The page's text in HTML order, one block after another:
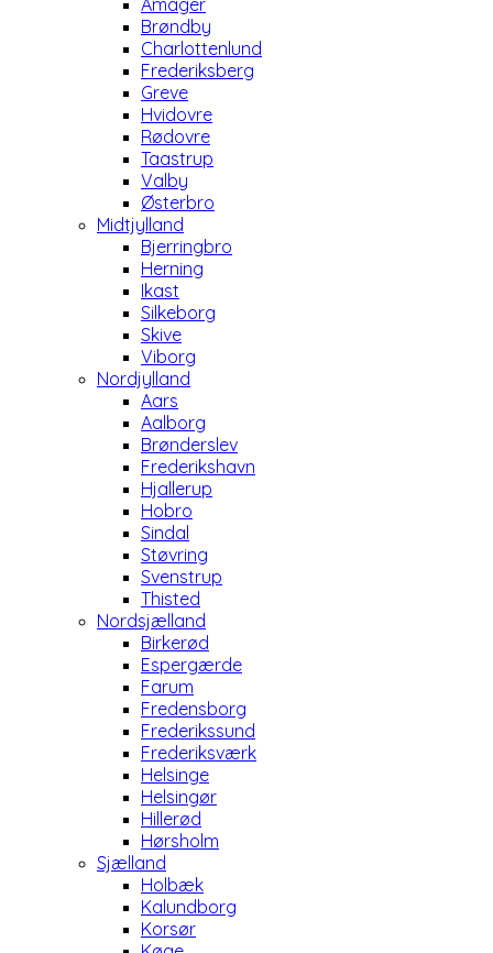
Amager
Brøndby
Charlottenlund
Frederiksberg
Greve
Hvidovre
Rødovre
Taastrup
Valby
Østerbro
Midtjylland
Bjerringbro
Herning
Ikast
Silkeborg
Skive
Viborg
Nordjylland
Aars
Aalborg
Brønderslev
Frederikshavn
Hjallerup
Hobro
Sindal
Støvring
Svenstrup
Thisted
Nordsjælland
Birkerød
Espergærde
Farum
Fredensborg
Frederikssund
Frederiksværk
Helsinge
Helsingør
Hillerød
Hørsholm
Sjælland
Holbæk
Kalundborg
Korsør